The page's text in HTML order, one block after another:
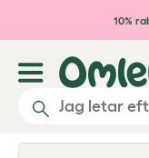
Hoppa till 10%